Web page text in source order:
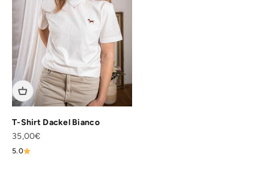
T-Shirt Dackel Bianco
Angebot
35,00€
5.0